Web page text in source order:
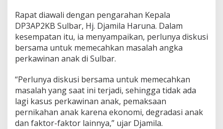
k
d
i
S
u
l
a
r
Rapat diawali dengan pengarahan Kepala
DP3AP2KB Sulbar, Hj. Djamila Haruna. Dalam
kesempatan itu, ia menyampaikan, perlunya diskusi
bersama untuk memecahkan masalah angka
perkawinan anak di Sulbar.
“Perlunya diskusi bersama untuk memecahkan
masalah yang saat ini terjadi, sehingga tidak ada
lagi kasus perkawinan anak, pemaksaan
pernikahan anak karena ekonomi, degradasi anak
dan faktor-faktor lainnya,” ujar Djamila.